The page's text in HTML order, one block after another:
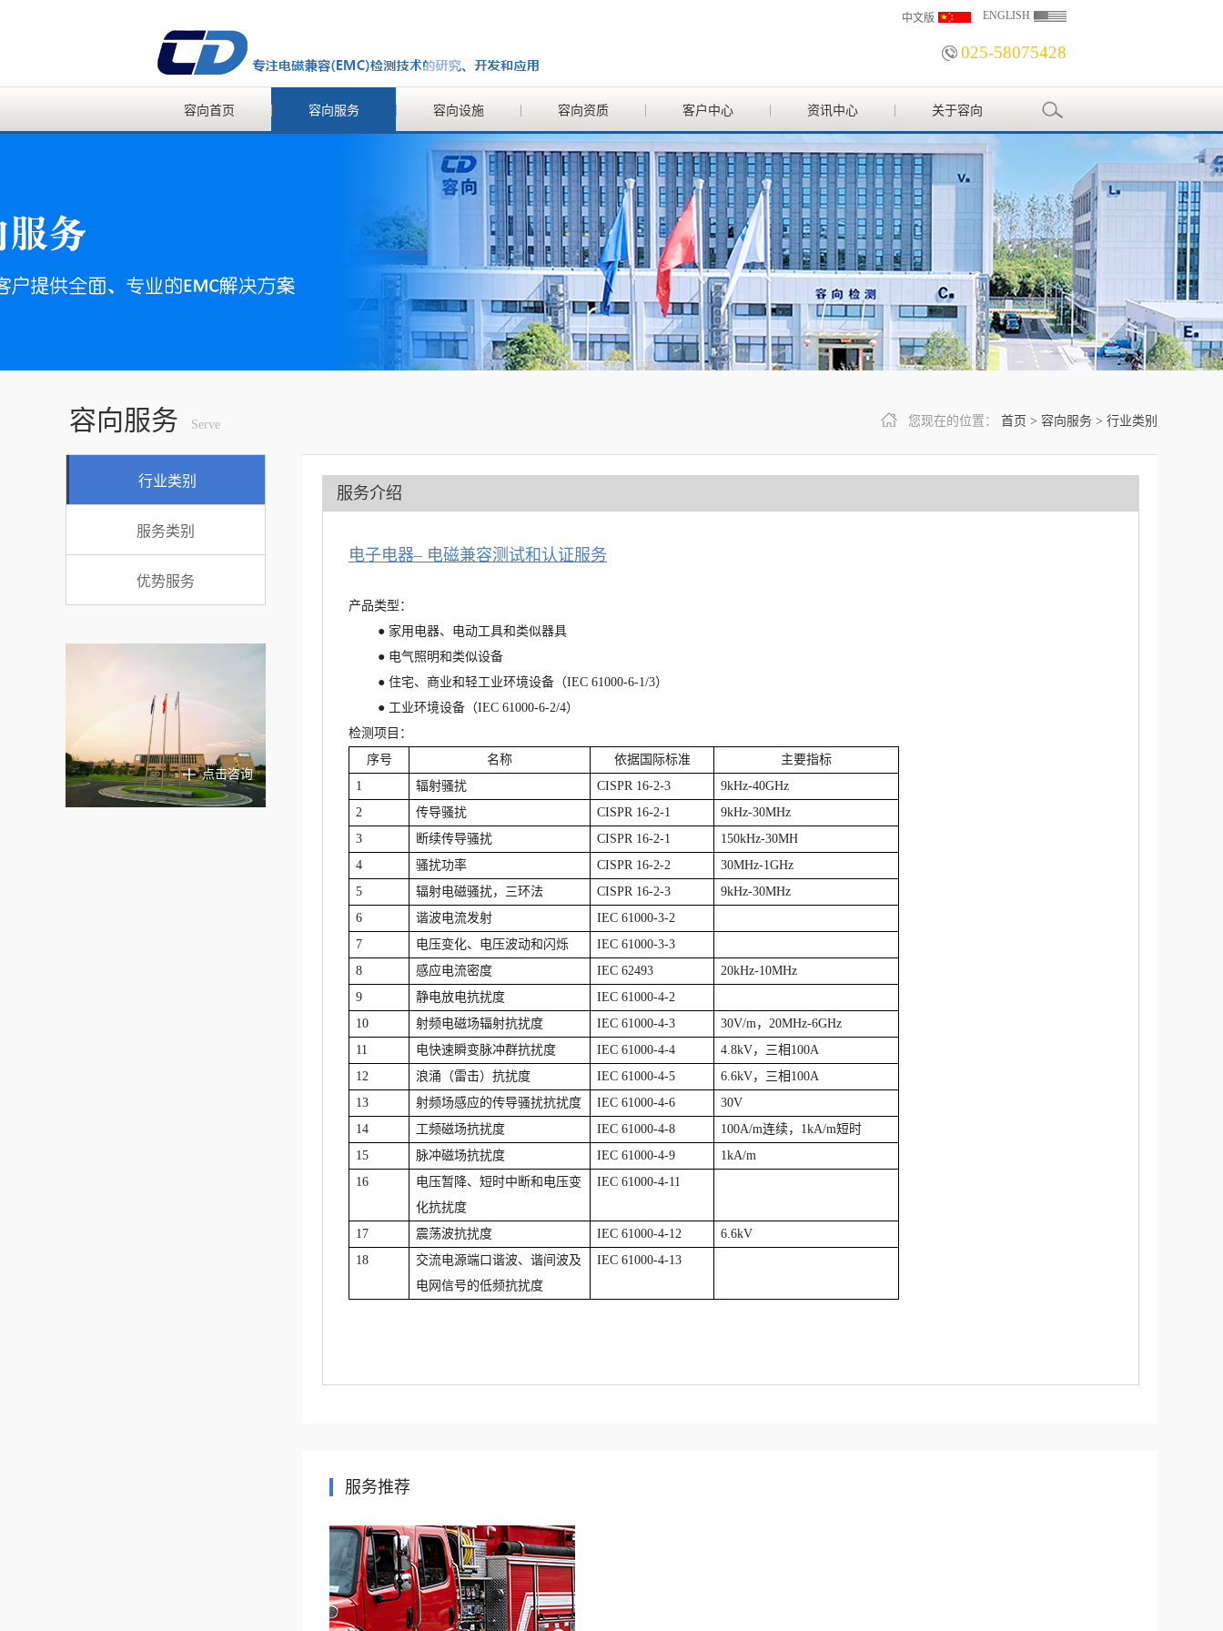
025-58075428
中文版 ENGLISH
容向首页 容向服务 容向设施 容向资质 客户中心 资讯中心 关于容向
容向服务 Serve
行业类别
服务类别
优势服务
点击咨询
您现在的位置： 首页 > 容向服务 > 行业类别
服务介绍
电子电器– 电磁兼容测试和认证服务
产品类型：
● 家用电器、电动工具和类似器具
● 电气照明和类似设备
● 住宅、商业和轻工业环境设备（IEC 61000-6-1/3）
● 工业环境设备（IEC 61000-6-2/4）
检测项目：
序号
名称 依据国际标准
主要指标
1
辐射骚扰 CISPR 16-2-3
9kHz-40GHz
2
传导骚扰 CISPR 16-2-1
9kHz-30MHz
3
断续传导骚扰 CISPR 16-2-1
150kHz-30MH
4
骚扰功率 CISPR 16-2-2
30MHz-1GHz
5
辐射电磁骚扰，三环法 CISPR 16-2-3
9kHz-30MHz
6
谐波电流发射
IEC 61000-3-2
7
电压变化、电压波动和闪烁
IEC 61000-3-3
8
感应电流密度 IEC 62493
20kHz-10MHz
9
静电放电抗扰度
IEC 61000-4-2
10
射频电磁场辐射抗扰度 IEC 61000-4-3
30V/m，20MHz-6GHz
11
电快速瞬变脉冲群抗扰度 IEC 61000-4-4
4.8kV，三相100A
12
浪涌（雷击）抗扰度 IEC 61000-4-5
6.6kV，三相100A
13
射频场感应的传导骚扰抗扰度 IEC 61000-4-6
30V
14
工频磁场抗扰度 IEC 61000-4-8
100A/m连续，1kA/m短时
15
脉冲磁场抗扰度 IEC 61000-4-9
1kA/m
16
电压暂降、短时中断和电压变
化抗扰度
IEC 61000-4-11
17 震荡波抗扰度 IEC 61000-4-12
6.6kV
18
交流电源端口谐波、谐间波及
电网信号的低频抗扰度
IEC 61000-4-13
服务推荐